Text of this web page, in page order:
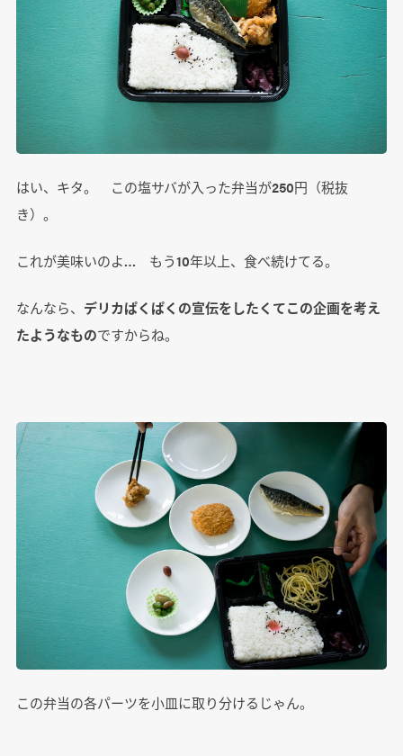
はい、キタ。 この塩サバが入った弁当が250円（税抜
き）。
これが美味いのよ… もう10年以上、食べ続けてる。
なんなら、 デリカぱくぱくの宣伝をしたくてこの企画を考え
たようなものですからね。
この弁当の各パーツを小皿に取り分けるじゃん。